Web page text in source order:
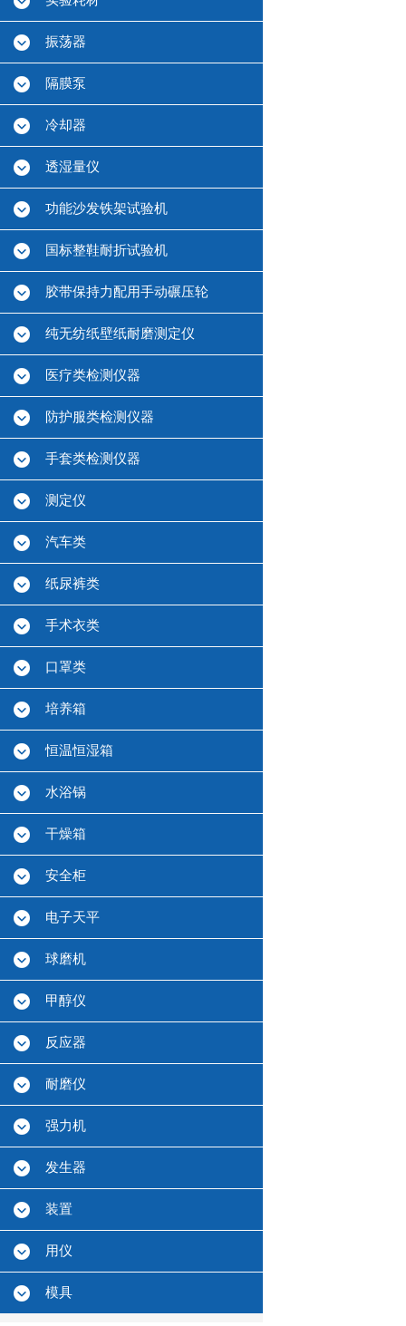
振荡器
隔膜泵
冷却器
透湿量仪
功能沙发铁架试验机
国标整鞋耐折试验机
胶带保持力配用手动碾压轮
纯无纺纸壁纸耐磨测定仪
医疗类检测仪器
防护服类检测仪器
手套类检测仪器
测定仪
汽车类
纸尿裤类
手术衣类
口罩类
培养箱
恒温恒湿箱
水浴锅
干燥箱
安全柜
电子天平
球磨机
甲醇仪
反应器
耐磨仪
强力机
发生器
装置
用仪
模具